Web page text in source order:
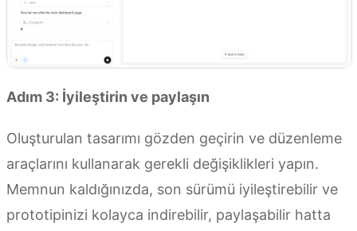
Adım 3: İyileştirin ve paylaşın
Oluşturulan tasarımı gözden geçirin ve düzenleme
araçlarını kullanarak gerekli değişiklikleri yapın.
Memnun kaldığınızda, son sürümü iyileştirebilir ve
prototipinizi kolayca indirebilir, paylaşabilir hatta